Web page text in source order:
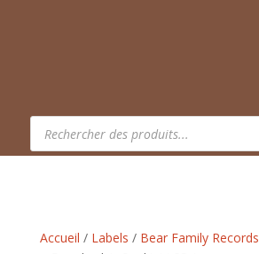
Recherche
produits
Accueil / Labels / Bear Family Records